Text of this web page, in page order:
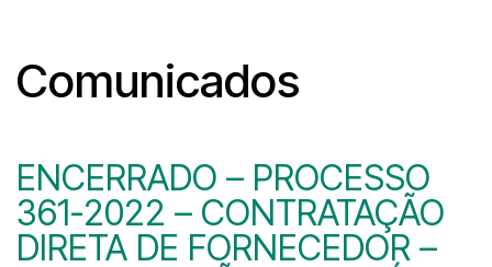
Comunicados
ENCERRADO – PROCESSO
361-2022 – CONTRATAÇÃO
DIRETA DE FORNECEDOR –